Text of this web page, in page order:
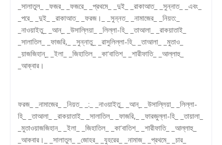
_সালাতুল_ _ফজর_ _ফজরে_ _প্রথমে_ _দুই_ _রাকাআত_ _সুন্নাত_ _এবং_
_পরে_ _দুই_ _রাকাআত_ _ফরজ।_ _সুন্নত_ _নামাজের_ _নিয়ত:_
_নাওয়াইতু_ _আন্_ _উসাল্লিয়া_ _লিল্লা-হি_ _তাআলা_ _রাকয়াতাই_
_সালাতিল_ _ফাজরি,_ _সুন্নাতু_ _রাসুলিল্লা-হি_ _তাআলা_ _মুতাও_
_য়াজজিহান্_ _ইলা_ _জিহাতিল_ _কা’বাতিশ_ _শারীফাতি_ _আল্লাহু_
_আক্বার।
ফরজ_ _নামাজের_ _নিয়ত_ _:_ _নাওয়াইতু_ _আন্_ _উসাল্লিয়া_ _লিল্লা-
হি_ _তাআলা_ _রাকয়াতাই_ _সালাতিল_ _ফাজরি,_ _ফারজুল্লা-হি_ _তায়ালা_
_মুতাওয়াজজিহান_ _ইলা_ _জিহাতিল_ _কা’বাতিশ_ _শারীফাতি_ _আল্লাহু_
_আকবার।_ _সালাতুল_ _জোহর_ _যুহরের_ _নামাজ_ _প্রথমে_ _চার_